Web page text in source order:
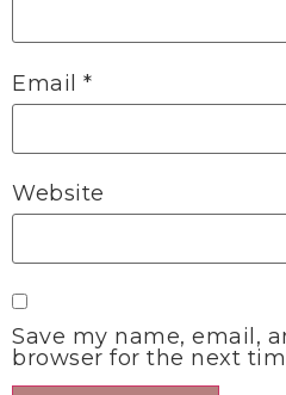
Email *
Website
Save my name, email,
browser for the next